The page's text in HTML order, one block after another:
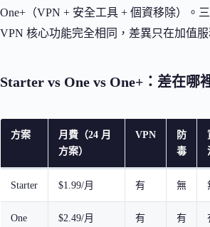
One+（VPN + 安全工具 + 個資移除）。
VPN 核心功能完全相同，差異只在加值服
Starter vs One vs One+：差在哪
方案
月費（24 月
方案）
VPN
防
毒
Starter $1.99/月 有 無
One $2.49/月 有 有